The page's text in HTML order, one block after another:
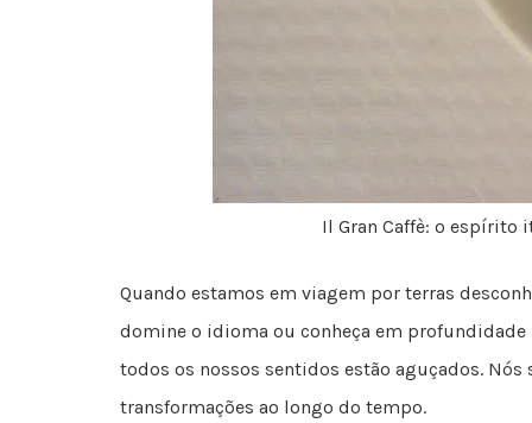
Il Gran Caffè: o espírito
Quando estamos em viagem por terras
domine o idioma ou conheça em profundidade
todos os nossos sentidos estão aguçados.
transformações ao longo do tempo.